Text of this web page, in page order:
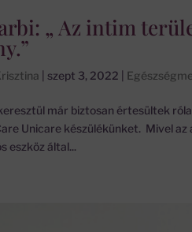
„ Az intim
|szept 3, 2022
már biztosan értesültek
Unicare készülékünket. Mivel
eszköz által...